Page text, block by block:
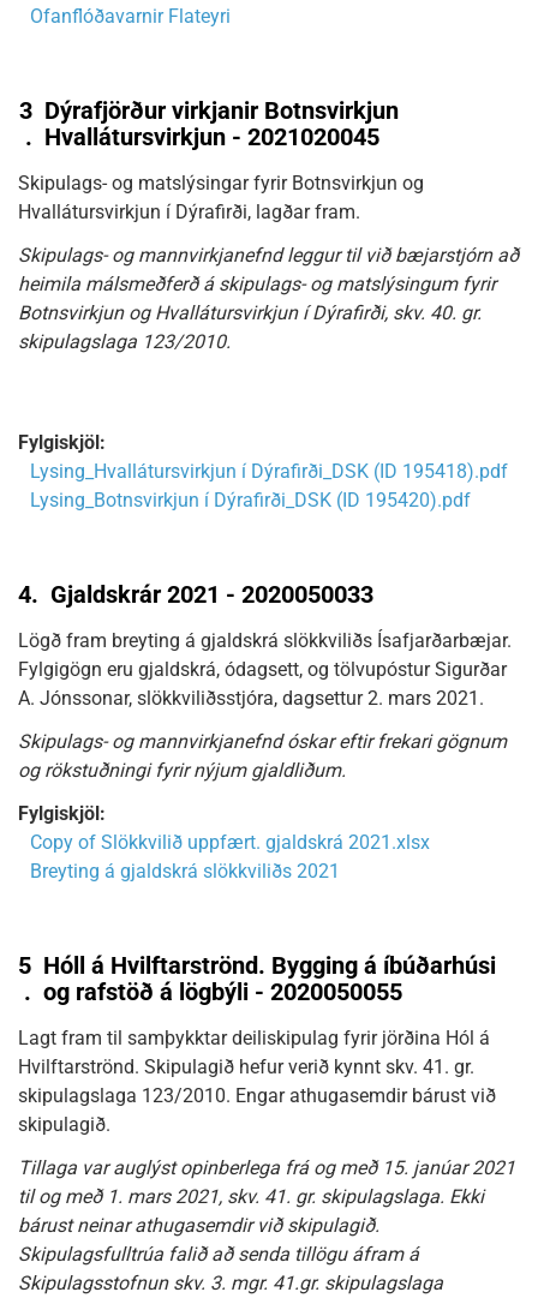
Ofanflóðavarnir Flateyri
3
.
Dýrafjörður virkjanir Botnsvirkjun
Hvallátursvirkjun - 2021020045
Skipulags- og matslýsingar fyrir Botnsvirkjun og
Hvallátursvirkjun í Dýrafirði, lagðar fram.
Skipulags- og mannvirkjanefnd leggur til við bæjarstjórn að
heimila málsmeðferð á skipulags- og matslýsingum fyrir
Botnsvirkjun og Hvallátursvirkjun í Dýrafirði, skv. 40. gr.
skipulagslaga 123/2010.
Fylgiskjöl:
Lysing_Hvallátursvirkjun í Dýrafirði_DSK (ID 195418).pdf
Lysing_Botnsvirkjun í Dýrafirði_DSK (ID 195420).pdf
4. Gjaldskrár 2021 - 2020050033
Lögð fram breyting á gjaldskrá slökkviliðs Ísafjarðarbæjar.
Fylgigögn eru gjaldskrá, ódagsett, og tölvupóstur Sigurðar
A. Jónssonar, slökkviliðsstjóra, dagsettur 2. mars 2021.
Skipulags- og mannvirkjanefnd óskar eftir frekari gögnum
og rökstuðningi fyrir nýjum gjaldliðum.
Fylgiskjöl:
Copy of Slökkvilið uppfært. gjaldskrá 2021.xlsx
Breyting á gjaldskrá slökkviliðs 2021
5
.
Hóll á Hvilftarströnd. Bygging á íbúðarhúsi
og rafstöð á lögbýli - 2020050055
Lagt fram til samþykktar deiliskipulag fyrir jörðina Hól á
Hvilftarströnd. Skipulagið hefur verið kynnt skv. 41. gr.
skipulagslaga 123/2010. Engar athugasemdir bárust við
skipulagið.
Tillaga var auglýst opinberlega frá og með 15. janúar 2021
til og með 1. mars 2021, skv. 41. gr. skipulagslaga. Ekki
bárust neinar athugasemdir við skipulagið.
Skipulagsfulltrúa falið að senda tillögu áfram á
Skipulagsstofnun skv. 3. mgr. 41.gr. skipulagslaga